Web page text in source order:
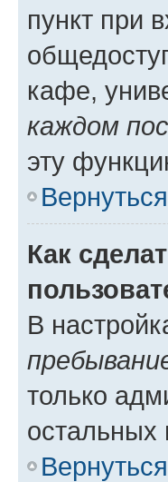
пункт при
кафе,
каждом
эту
Как
В
только
остальных